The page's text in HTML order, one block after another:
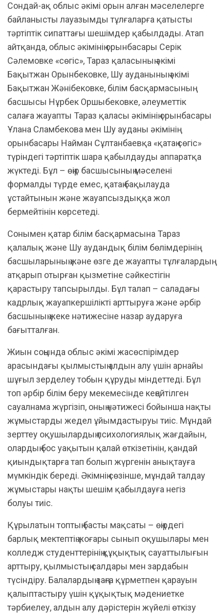
Сондай-ақ облыс әкімі орын алған мәселелерге
байланысты лауазымды тұлғаларға қатысты
тәртіптік сипаттағы шешімдер қабылдады. Атап
айтқанда, облыс әкімінің орынбасары Серік
Сәлемовке «сөгіс», Тараз қаласының әкімі
Бақытжан Орынбековке, Шу ауданының әкімі
Бақытжан Жәнібековке, білім басқармасының
басшысы Нұрбек Оршыбековке, әлеуметтік
салаға жауапты Тараз қаласы әкімінің орынбасары
Ұлана Сламбекова мен Шу ауданы әкімінің
орынбасары Найман Сұлтанбаевқа «қатаң сөгіс»
түріндегі тәртіптік шара қабылдауды аппаратқа
жүктеді. Бұл – өңір басшысының мәселені
формалды түрде емес, қатаң бақылауда
ұстайтынын және жауапсыздыққа жол
бермейтінін көрсетеді.
Сонымен қатар білім басқармасына Тараз
қалалық және Шу аудандық білім бөлімдерінің
басшыларының және өзге де жауапты тұлғалардың
атқарып отырған қызметіне сәйкестігін
қарастыру тапсырылды. Бұл талап – саладағы
кадрлық жауапкершілікті арттыруға және әрбір
басшының жеке нәтижесіне назар аударуға
бағытталған.
Жиын соңында облыс әкімі жасөспірімдер
арасындағы қылмыстың алдын алу үшін арнайы
шұғыл зерделеу тобын құруды міндеттеді. Бұл
топ әрбір білім беру мекемесінде кеңейтілген
сауалнама жүргізіп, оның нәтижесі бойынша нақты
жұмыстарды жедел ұйымдастыруы тиіс. Мұндай
зерттеу оқушылардың психологиялық жағдайын,
олардың бос уақытын қалай өткізетінін, қандай
қиындықтарға тап болып жүргенін анықтауға
мүмкіндік береді. Әкімнің сөзінше, мұндай талдау
жұмыстары нақты шешім қабылдауға негіз
болуы тиіс.
Құрылатын топтың басты мақсаты – өңірдегі
барлық мектептің жоғары сынып оқушылары мен
колледж студенттерінің құқықтық сауаттылығын
арттыру, қылмыстың салдары мен зардабын
түсіндіру. Балалардың заңға құрметпен қарауын
қалыптастыру үшін құқықтық мәдениетке
тәрбиелеу, алдын алу дәрістерін жүйелі өткізу